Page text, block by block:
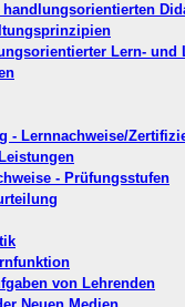
Lern- und
- Lernnachweise/
- Prüfungsstufen
von Lehrenden